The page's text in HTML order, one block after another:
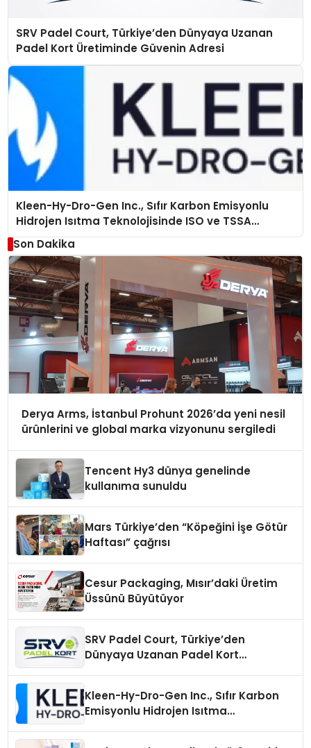
SRV Padel Court, Türkiye’den Dünyaya Uzanan
Padel Kort Üretiminde Güvenin Adresi
Kleen-Hy-Dro-Gen Inc., Sıfır Karbon Emisyonlu
Hidrojen Isıtma Teknolojisinde ISO ve TSSA
Düzenleyici Onaylarını Aldı
Son Dakika
Derya Arms, İstanbul Prohunt 2026’da yeni nesil
ürünlerini ve global marka vizyonunu sergiledi
Tencent Hy3 dünya genelinde
kullanıma sunuldu
Mars Türkiye’den “Köpeğini İşe Götür
Haftası” çağrısı
Cesur Packaging, Mısır’daki Üretim
Üssünü Büyütüyor
SRV Padel Court, Türkiye’den
Dünyaya Uzanan Padel Kort
Kleen-Hy-Dro-Gen Inc., Sıfır Karbon
Emisyonlu Hidrojen Isıtma